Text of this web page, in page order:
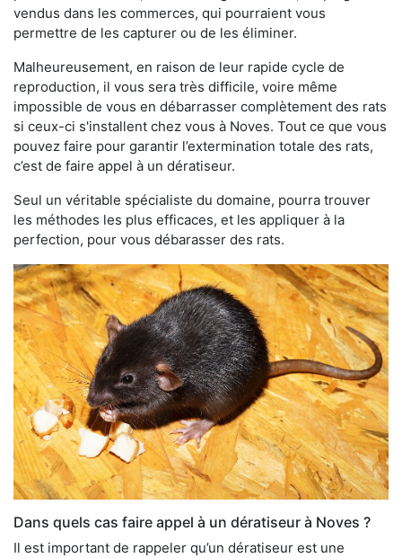
vendus dans les commerces, qui pourraient vous
permettre de les capturer ou de les éliminer.
Malheureusement, en raison de leur rapide cycle de
reproduction, il vous sera très difficile, voire même
impossible de vous en débarrasser complètement des rats
si ceux-ci s'installent chez vous à Noves. Tout ce que vous
pouvez faire pour garantir l’extermination totale des rats,
c’est de faire appel à un dératiseur.
Seul un véritable spécialiste du domaine, pourra trouver
les méthodes les plus efficaces, et les appliquer à la
perfection, pour vous débarasser des rats.
Dans quels cas faire appel à un dératiseur à Noves ?
Il est important de rappeler qu’un dératiseur est une